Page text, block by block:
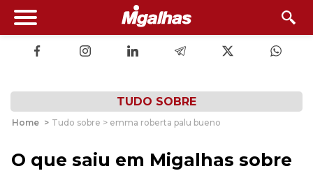
TUDO SOBRE
Home > Tudo sobre > emma roberta palu bueno
O que saiu em Migalhas sobre